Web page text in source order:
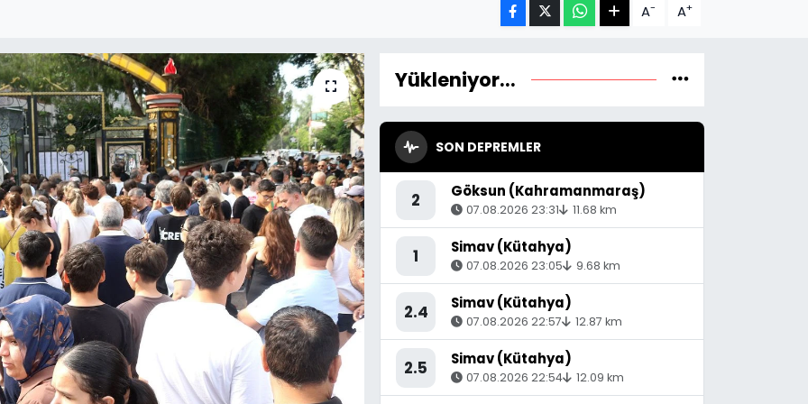
A- A+
Yükleniyor...
SON DEPREMLER
2 Göksun (Kahramanmaraş)
07.08.2026 23:31 11.68 km
1 Simav (Kütahya)
07.08.2026 23:05 9.68 km
2.4 Simav (Kütahya)
07.08.2026 22:57 12.87 km
2.5 Simav (Kütahya)
07.08.2026 22:54 12.09 km